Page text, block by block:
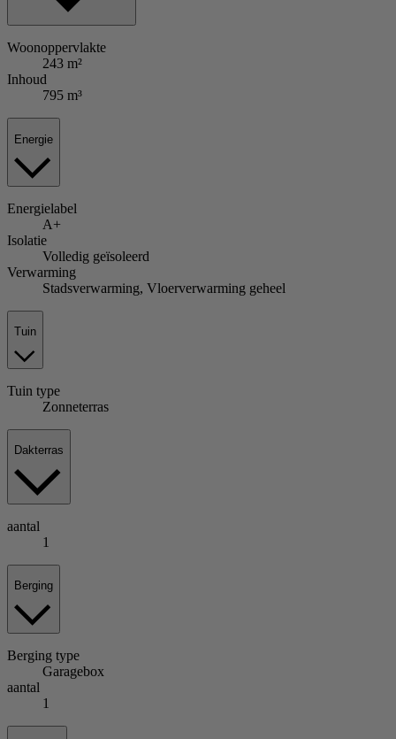
Woonoppervlakte
243 m²
Inhoud
795 m³
Energie
Energielabel
A+
Isolatie
Volledig geïsoleerd
Verwarming
Stadsverwarming, Vloerverwarming geheel
Tuin
Tuin type
Zonneterras
Dakterras
aantal
1
Berging
Berging type
Garagebox
aantal
1